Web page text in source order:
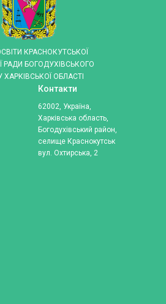
КРАСНОКУТСЬКОЇ
РАДИ БОГОДУХІВСЬКОГО
ХАРКІВСЬКОЇ ОБЛАСТІ
Контакти
62002, Україна,
Харківська область,
Богодухівський район,
селище Краснокутськ
вул. Охтирська, 2